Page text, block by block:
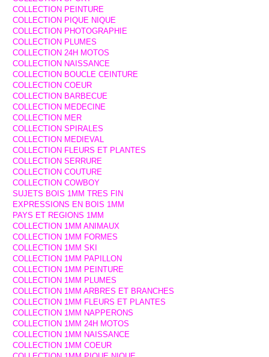
COLLECTION PEINTURE
COLLECTION PIQUE NIQUE
COLLECTION PHOTOGRAPHIE
COLLECTION PLUMES
COLLECTION 24H MOTOS
COLLECTION NAISSANCE
COLLECTION BOUCLE CEINTURE
COLLECTION COEUR
COLLECTION BARBECUE
COLLECTION MEDECINE
COLLECTION MER
COLLECTION SPIRALES
COLLECTION MEDIEVAL
COLLECTION FLEURS ET PLANTES
COLLECTION SERRURE
COLLECTION COUTURE
COLLECTION COWBOY
SUJETS BOIS 1MM TRES FIN
EXPRESSIONS EN BOIS 1MM
PAYS ET REGIONS 1MM
COLLECTION 1MM ANIMAUX
COLLECTION 1MM FORMES
COLLECTION 1MM SKI
COLLECTION 1MM PAPILLON
COLLECTION 1MM PEINTURE
COLLECTION 1MM PLUMES
COLLECTION 1MM ARBRES ET BRANCHES
COLLECTION 1MM FLEURS ET PLANTES
COLLECTION 1MM NAPPERONS
COLLECTION 1MM 24H MOTOS
COLLECTION 1MM NAISSANCE
COLLECTION 1MM COEUR